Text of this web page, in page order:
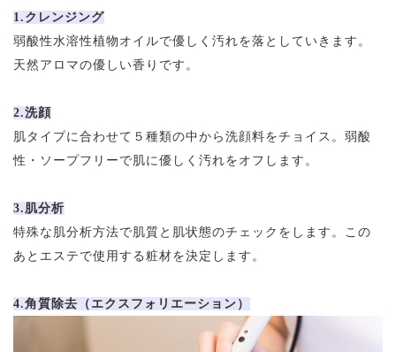
1.クレンジング
弱酸性水溶性植物オイルで優しく汚れを落としていきます。
天然アロマの優しい香りです。
2.洗顔
肌タイプに合わせて５種類の中から洗顔料をチョイス。弱酸
性・ソープフリーで肌に優しく汚れをオフします。
3.肌分析
特殊な肌分析方法で肌質と肌状態のチェックをします。この
あとエステで使用する粧材を決定します。
4.角質除去（エクスフォリエーション）